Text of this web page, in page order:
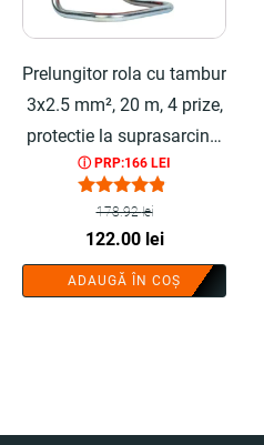
Prelungitor rola cu tambur
3x2.5 mm², 20 m, 4 prize,
protectie la suprasarcina,
maner transport
ergonomic - COBI
SMART®
ⓘ PRP:166 LEI
Evaluat la
din 5
178.92lei
Prețul
inițial
a
122.00 leiPrețul
curent
este:
ADAUGĂ ÎN COȘ